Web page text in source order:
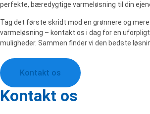
perfekte, bæredygtige varmeløsning til din
Tag det første skridt mod en grønnere og
varmeløsning – kontakt os i dag for en
muligheder. Sammen finder vi den bedste
Kontakt os
Kontakt os